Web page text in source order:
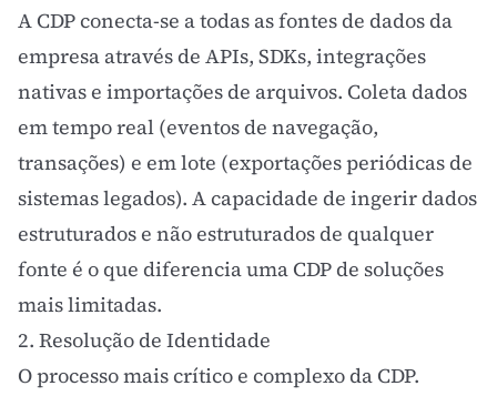
A CDP conecta-se a todas as fontes de dados da
empresa através de APIs, SDKs, integrações
nativas e importações de arquivos. Coleta dados
em tempo real (eventos de navegação,
transações) e em lote (exportações periódicas de
sistemas legados). A capacidade de ingerir dados
estruturados e não estruturados de qualquer
fonte é o que diferencia uma CDP de soluções
mais limitadas.
2. Resolução de Identidade
O processo mais crítico e complexo da CDP.